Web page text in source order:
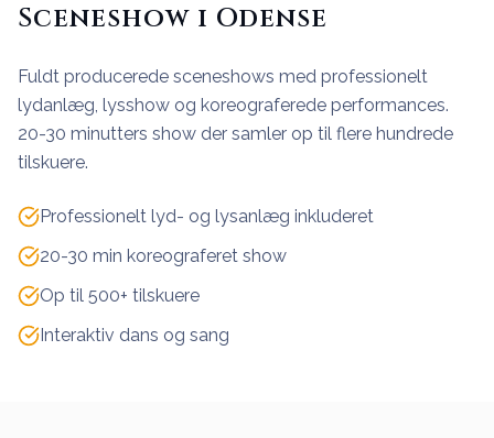
Sceneshow i Odense
Fuldt producerede sceneshows med professionelt
lydanlæg, lysshow og koreograferede performances.
20-30 minutters show der samler op til flere hundrede
tilskuere.
Professionelt lyd- og lysanlæg inkluderet
20-30 min koreograferet show
Op til 500+ tilskuere
Interaktiv dans og sang